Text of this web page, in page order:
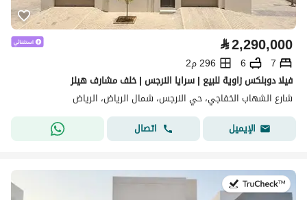
⃁2,290,000
7
6
296 م2
فيلا دوبلكس زاوية للبيع | سرايا النرجس | خلف مشارف هيلز
شارع الشهاب الخفاجي، حي النرجس، شمال الرياض، الرياض
الإيميل
اتصال